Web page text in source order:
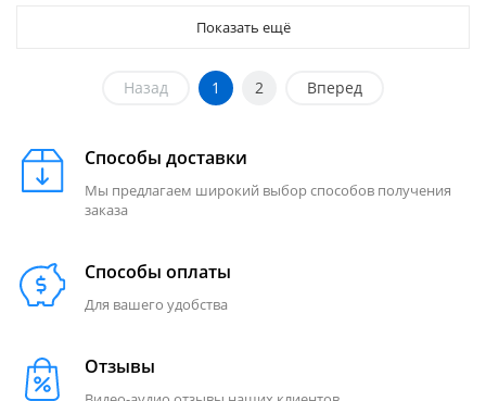
Показать ещё
Назад 1 2 Вперед
Способы доставки
Мы предлагаем широкий выбор способов получения
заказа
Способы оплаты
Для вашего удобства
Отзывы